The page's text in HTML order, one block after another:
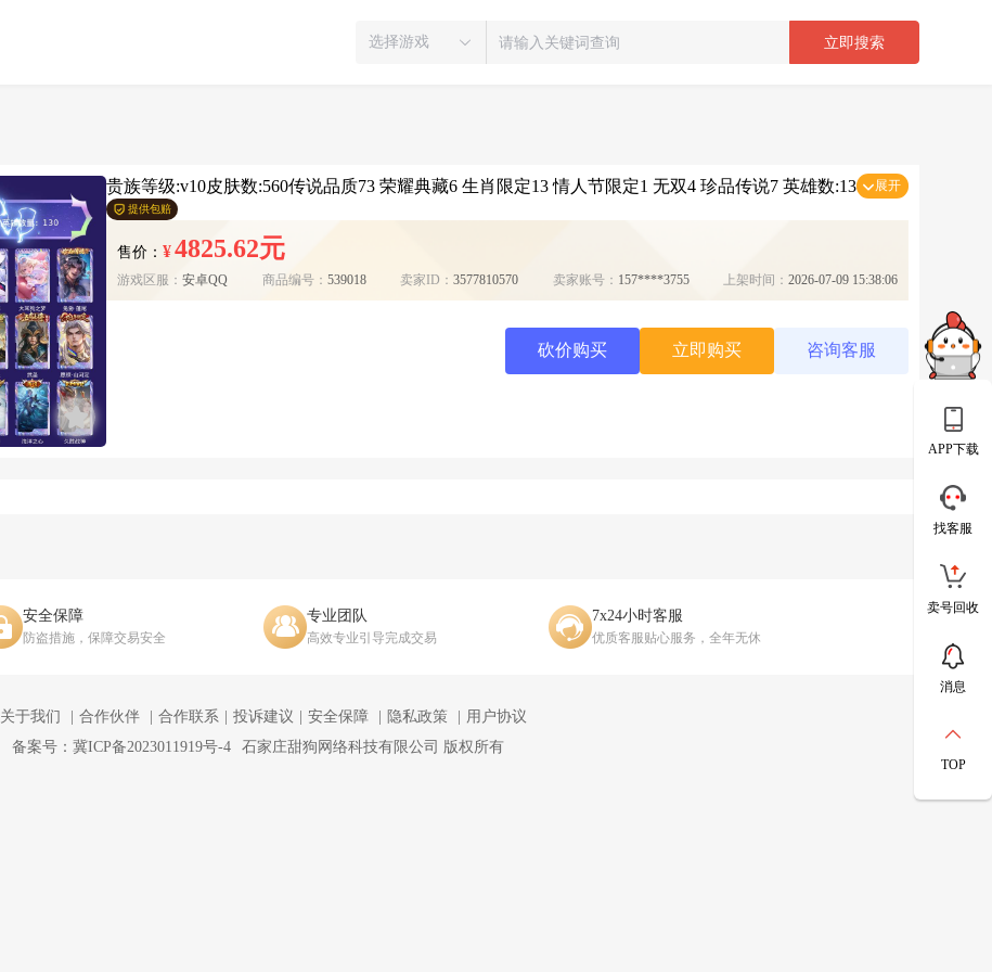
选择游戏 立即搜索
贵族等级:v10皮肤数:560传说品质73 荣耀典藏6 生肖限定13 情人节限定1 无双4 珍品传说7 英雄数:130 展开
提供包赔
售价： ¥4825.62元
游戏区服： 安卓QQ 商品编号： 539018 卖家ID： 3577810570 卖家账号： 157****3755 上架时间： 2026-07-09 15:38:06
砍价购买 立即购买 咨询客服
安全保障
防盗措施，保障交易安全
专业团队
高效专业引导完成交易
7x24小时客服
优质客服贴心服务，全年无休
关于我们 合作伙伴 合作联系 投诉建议 安全保障 隐私政策
用户协议
备案号：冀ICP备2023011919号-4
石家庄甜狗网络科技有限公司 版权所有
APP下载
找客服
卖号回收
消息
TOP